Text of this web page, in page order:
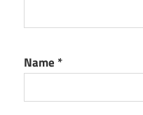
Name *